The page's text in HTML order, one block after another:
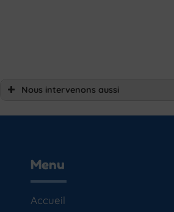
Nous intervenons aussi
Nettoyage toiture Avranches
Nettoyage toiture Saint-Aubin-du-cormier
Nettoyage toiture Tinténiac
Nettoyage toiture Granville
Nettoyage toiture Mayenne
Menu
Accueil